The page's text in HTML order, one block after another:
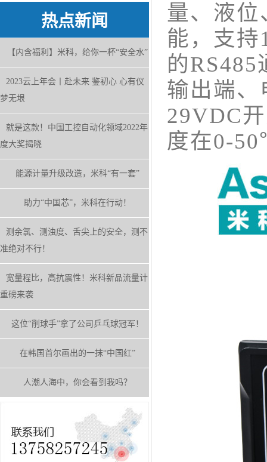
热点新闻
【内含福利】米科，给你一杯“安全水”
2023云上年会丨赴未来 鉴初心 心有仪
梦无垠
就是这款！中国工控自动化领域2022年
度大奖揭晓
能源计量升级改造，米科“有一套”
助力“中国芯”，米科在行动！
测余氯、测浊度、舌尖上的安全，测不
准绝对不行！
宽量程比，高抗震性！米科新品流量计
重磅来袭
这位“削球手”拿了公司乒乓球冠军！
在韩国首尔画出的一抹“中国红”
人潮人海中，你会看到我吗？
量、液
能，支
的
输出端、
29VDC
度在0-